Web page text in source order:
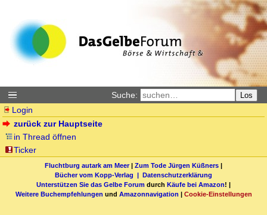
Suche: Los
Login
zurück zur Hauptseite
in Thread öffnen
Ticker
Fluchtburg autark am Meer| Zum Tode Jürgen Küßners |
Bücher vom Kopp-Verlag | Datenschutzerklärung
Unterstützen Sie das Gelbe Forum durch Käufe bei Amazon! |
Weitere Buchempfehlungen und Amazonnavigation | Cookie-Einstellungen